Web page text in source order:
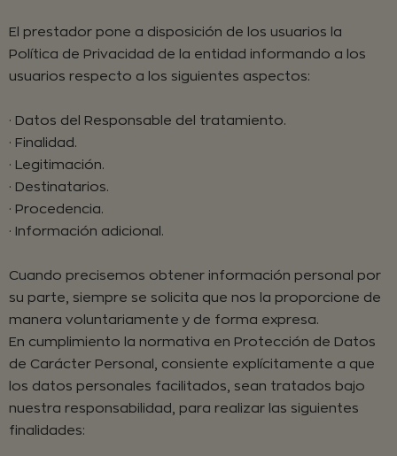
El prestador pone a disposición de los usuarios la
Política de Privacidad de la entidad informando a los
usuarios respecto a los siguientes aspectos:
· Datos del Responsable del tratamiento.
· Finalidad.
· Legitimación.
· Destinatarios.
· Procedencia.
· Información adicional.
Cuando precisemos obtener información personal por
su parte, siempre se solicita que nos la proporcione de
manera voluntariamente y de forma expresa.
En cumplimiento la normativa en Protección de Datos
de Carácter Personal, consiente explícitamente a que
los datos personales facilitados, sean tratados bajo
nuestra responsabilidad, para realizar las siguientes
finalidades: